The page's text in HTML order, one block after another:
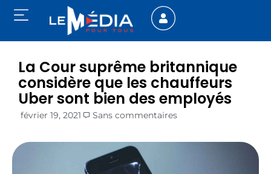
La Cour suprême britannique
considère que les chauffeurs
Uber sont bien des employés
février 19, 2021 Sans commentaires